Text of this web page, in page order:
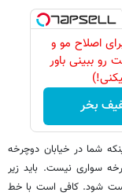
اصلاح مو و
ببینی باور
بخر
شما در خیابان دوچرخه
سواری نیست. باید زیر
شود. کافی است با خط